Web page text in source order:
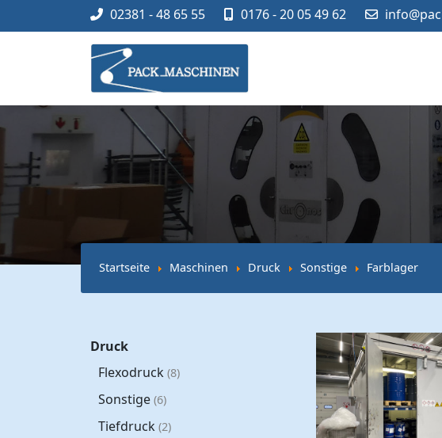
02381 - 48 65 55 0176 - 20 05 49 62
Startseite Maschinen Druck Sonstige Farblager
Druck
Flexodruck (8)
Sonstige (6)
Tiefdruck (2)